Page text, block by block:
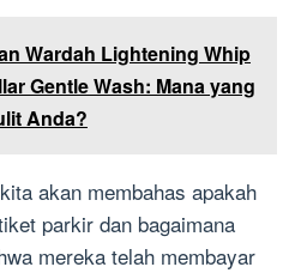
Wardah Lightening Whip
Gentle Wash: Mana yang
Anda?
akan membahas apakah
parkir dan bagaimana
mereka telah membayar